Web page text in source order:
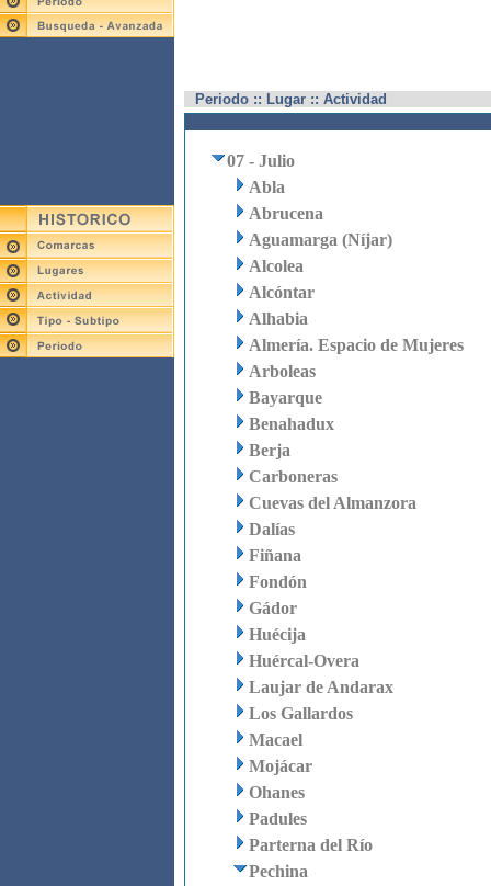
Periodo :: Lugar :: Actividad
07 - Julio
Abla
Abrucena
Aguamarga (Níjar)
Alcolea
Alcóntar
Alhabia
Almería. Espacio de Mujeres
Arboleas
Bayarque
Benahadux
Berja
Carboneras
Cuevas del Almanzora
Dalías
Fiñana
Fondón
Gádor
Huécija
Huércal-Overa
Laujar de Andarax
Los Gallardos
Macael
Mojácar
Ohanes
Padules
Parterna del Río
Pechina